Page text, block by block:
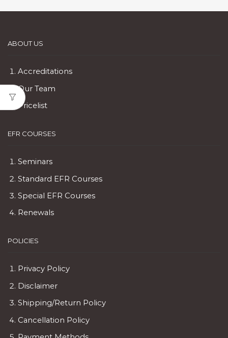
ABOUT US
Accreditations
Our Team
Pricelist
EFR COURSES
Seminars
Standard EFR Courses
Special EFR Courses
Renewals
POLICIES
Privacy Policy
Disclaimer
Shipping/Return Policy
Cancellation Policy